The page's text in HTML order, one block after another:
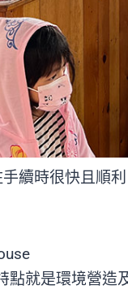
續時很快且順
點就是環境營